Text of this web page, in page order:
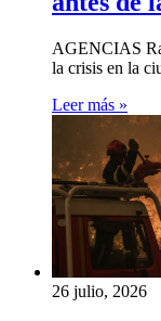
AGENCIAS
la crisis en la
Leer más »
26 julio, 2026